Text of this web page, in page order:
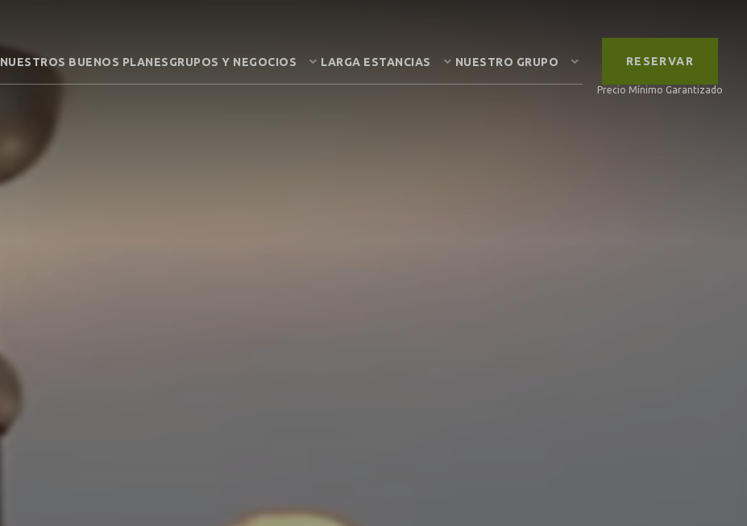
NUESTROS BUENOS PLANESGRUPOS Y NEGOCIOS LARGA ESTANCIAS NUESTRO GRUPO RESERVAR
Precio Mínimo Garantizado